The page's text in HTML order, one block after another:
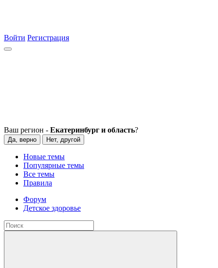
Войти Регистрация
Ваш регион - Екатеринбург и область?
Да, верно Нет, другой
Новые темы
Популярные темы
Все темы
Правила
Форум
Детское здоровье